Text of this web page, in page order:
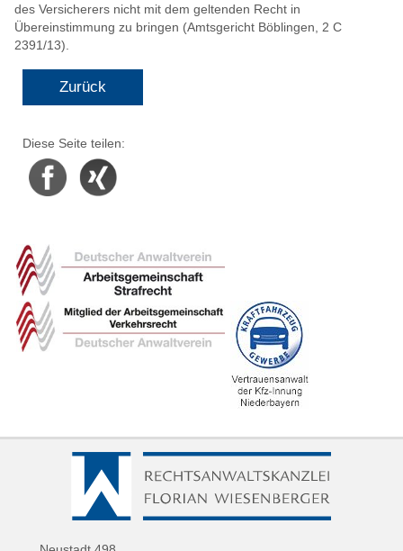
des Versicherers nicht mit dem geltenden Recht in
Übereinstimmung zu bringen (Amtsgericht Böblingen, 2 C
2391/13).
Zurück
Diese Seite teilen:
Facebook Xing